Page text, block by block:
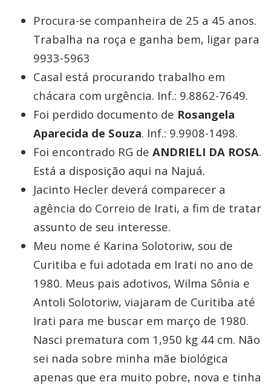
Procura-se companheira de 25 a 45 anos.
Trabalha na roça e ganha bem, ligar para
9933-5963
Casal está procurando trabalho em
chácara com urgência. Inf.: 9.8862-7649.
Foi perdido documento de Rosangela
Aparecida de Souza. Inf.: 9.9908-1498.
Foi encontrado RG de ANDRIELI DA ROSA.
Está a disposição aqui na Najuá.
Jacinto Hecler deverá comparecer a
agência do Correio de Irati, a fim de tratar
assunto de seu interesse.
Meu nome é Karina Solotoriw, sou de
Curitiba e fui adotada em Irati no ano de
1980. Meus pais adotivos, Wilma Sônia e
Antoli Solotoriw, viajaram de Curitiba até
Irati para me buscar em março de 1980.
Nasci prematura com 1,950 kg 44 cm. Não
sei nada sobre minha mãe biológica
apenas que era muito pobre, nova e tinha